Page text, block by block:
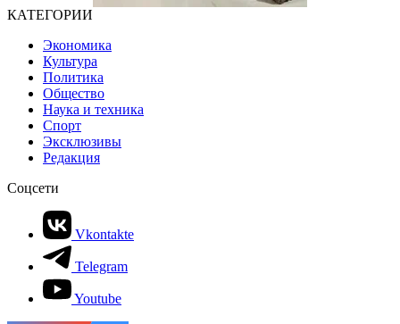
КАТЕГОРИИ
Экономика
Культура
Политика
Общество
Наука и техника
Спорт
Эксклюзивы
Редакция
Соцсети
Vkontakte
Telegram
Youtube